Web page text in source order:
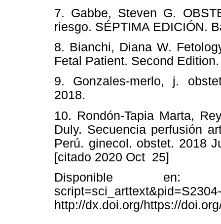
7. Gabbe, Steven G.
riesgo. SÉPTIMA EDICIÓN.
8. Bianchi, Diana W.
Fetal Patient. Second
9. Gonzales-merlo, j.
2018.
10. Rondón-Tapia Marta,
Duly. Secuencia perfusión
Perú. ginecol. obstet.
[citado 2020 Oct 25]
Disponible en: http://
http://dx.doi.org/https://